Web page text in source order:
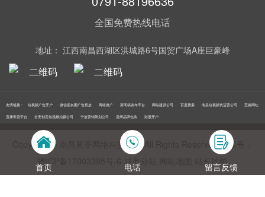
设计，LOGO设计，口碑优化，品牌形象设计，获客推广，
网站定制，APP开发，软件制作，网络公关，网站推广，海
告等等业务！在江西更多人选择南昌莫非传媒！
全国免费热线电话
地址： 江西南昌西湖区洪城路6号国贸广场A座巨豪峰
友情链接： 短视频广告开户 微信朋友圈广告投放 网络推广 新闻稿发布平台 网站建设公司 百度搜索 南昌短视频代运营公司 宜春网红
直播带货平台 吉安创意短视频拍摄公司 宁波营销策划公司 温州品牌包装 港股开户
Copyright © 南昌莫非网络科技公司 All Rights Reserved 备案号：
赣ICP备17003395号‍-6
城市分站 站长地图
首页 电话 留言反馈